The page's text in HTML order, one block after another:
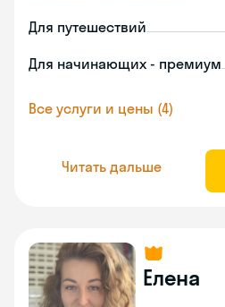
Для путешествий
Для начинающих - премиум
Все услуги и цены (4)
Читать дальше
Елена